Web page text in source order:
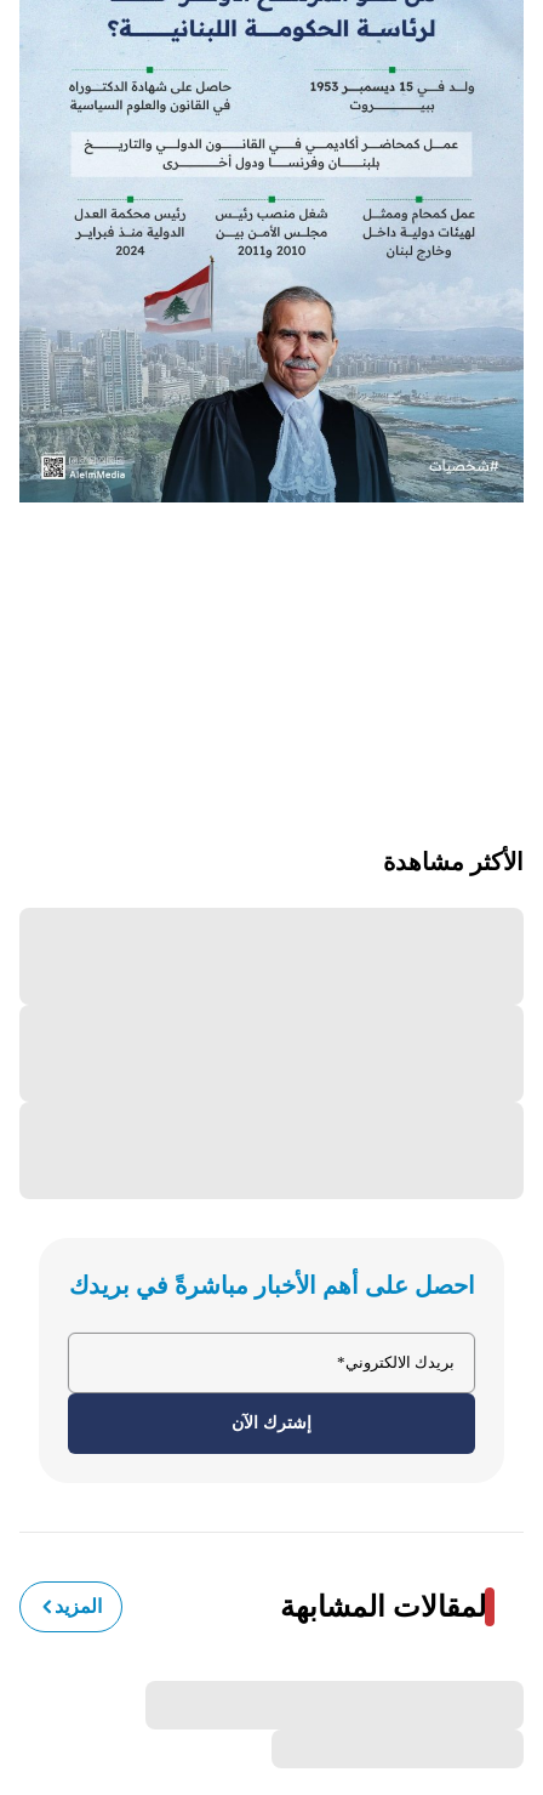
الأكثر مشاهدة
احصل على أهم الأخبار مباشرةً في بريدك
إشترك الآن
المقالات المشابهة المزيد